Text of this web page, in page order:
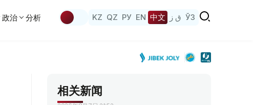
政治 分析 KZ QZ РУ EN 中文 ق ز ЎЗ
相关新闻